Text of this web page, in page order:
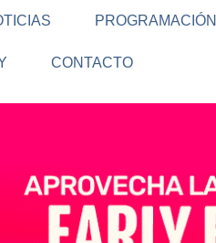
PROGRAMACIÓN
CONTACTO